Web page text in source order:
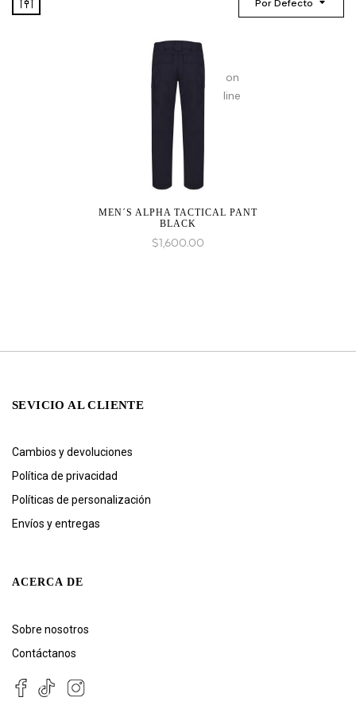
Por Defecto
on
line
MEN´S ALPHA TACTICAL PANT
BLACK
$1,600.00
SEVICIO AL CLIENTE
Cambios y devoluciones
Política de privacidad
Políticas de personalización
Envíos y entregas
ACERCA DE
Sobre nosotros
Contáctanos